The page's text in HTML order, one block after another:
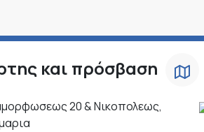
και πρόσβαση
20 & Νικοπολεως,